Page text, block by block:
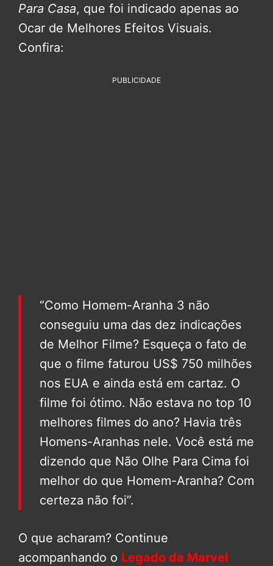
Para Casa, que foi indicado apenas ao
Ocar de Melhores Efeitos Visuais.
Confira:
PUBLICIDADE
“Como Homem-Aranha 3 não
conseguiu uma das dez indicações
de Melhor Filme? Esqueça o fato de
que o filme faturou US$ 750 milhões
nos EUA e ainda está em cartaz. O
filme foi ótimo. Não estava no top 10
melhores filmes do ano? Havia três
Homens-Aranhas nele. Você está me
dizendo que Não Olhe Para Cima foi
melhor do que Homem-Aranha? Com
certeza não foi”.
O que acharam? Continue
acompanhando o Legado da Marvel